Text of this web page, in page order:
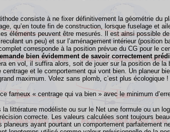
consiste à ne fixer définitivement la géométrie du
qu’en toute fin de construction, lorsque fuselage et
éléments peuvent être mesurés. Il est ainsi possible
un peu) et sur l’aménagement intérieur (position
corresponde à la position prévue du CG pour le
bien évidemment de savoir correctement
en vol, il suffira alors, soit de jouer sur la position de la
et le comportement qui vont bien. Un planeur
maximum. Volez sans plomb, c’est plus écologique !
fameux « centrage qui va bien » avec le minimum
la littérature modéliste ou sur le Net une formule ou un
correcte. Les valeurs calculées sont toujours
planeurs ayant pourtant un comportement parfaitement